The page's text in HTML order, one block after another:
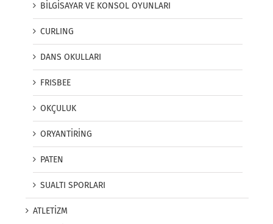
BİLGİSAYAR VE KONSOL OYUNLARI
CURLING
DANS OKULLARI
FRISBEE
OKÇULUK
ORYANTİRİNG
PATEN
SUALTI SPORLARI
ATLETİZM